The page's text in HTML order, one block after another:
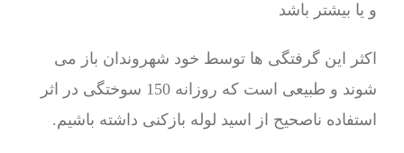
و یا بیشتر باشد
اکثر این گرفتگی ها توسط خود شهروندان باز می
شوند و طبیعی است که روزانه 150 سوختگی در اثر
استفاده ناصحیح از اسید لوله بازکنی داشته باشیم.